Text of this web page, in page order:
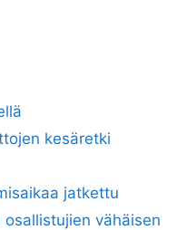
kesäretki
jatkettu
vähäisen